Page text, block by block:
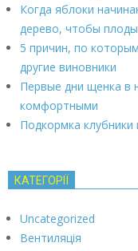
Когда яблоки
дерево, чтобы
5 причин, по
другие виновники
Первые дни щенка в
комфортными
Подкормка клубники
КАТЕГОРІЇ
Uncategorized
Вентиляція